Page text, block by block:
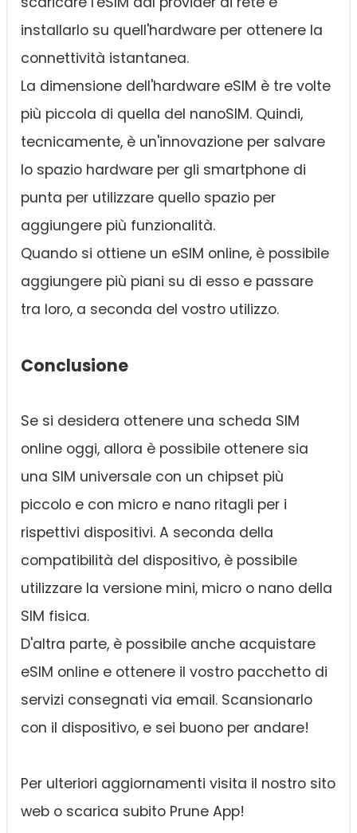
installarlo su quell'hardware per ottenere la
connettività istantanea.
La dimensione dell'hardware eSIM è tre volte
più piccola di quella del nanoSIM. Quindi,
tecnicamente, è un'innovazione per salvare
lo spazio hardware per gli smartphone di
punta per utilizzare quello spazio per
aggiungere più funzionalità.
Quando si ottiene un eSIM online, è possibile
aggiungere più piani su di esso e passare
tra loro, a seconda del vostro utilizzo.
Conclusione
Se si desidera ottenere una scheda SIM
online oggi, allora è possibile ottenere sia
una SIM universale con un chipset più
piccolo e con micro e nano ritagli per i
rispettivi dispositivi. A seconda della
compatibilità del dispositivo, è possibile
utilizzare la versione mini, micro o nano della
SIM fisica.
D'altra parte, è possibile anche acquistare
eSIM online e ottenere il vostro pacchetto di
servizi consegnati via email. Scansionarlo
con il dispositivo, e sei buono per andare!
Per ulteriori aggiornamenti visita il nostro sito
web o scarica subito Prune App!